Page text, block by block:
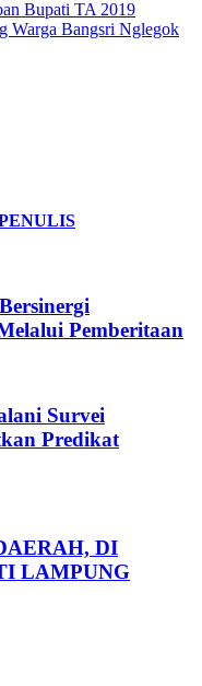
Bupati TA 2019
Warga Bangsri Nglegok
Pemberitaan
Survei
Predikat
DI
LAMPUNG